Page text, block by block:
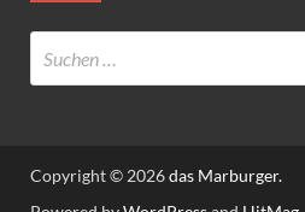
Copyright © 2026das Marburger.